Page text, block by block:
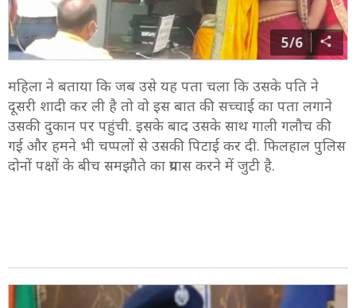
5/6
महिला ने बताया कि जब उसे यह पता चला कि उसके पति ने
दूसरी शादी कर ली है तो वो इस बात की सच्चाई का पता लगाने
उसकी दुकान पर पहुंची. इसके बाद उसके साथ गाली गलौच की
गई और हमने भी चप्पलों से उसकी पिटाई कर दी. फिलहाल पुलिस
दोनों पक्षों के बीच समझौते का प्रयास करने में जुटी है.